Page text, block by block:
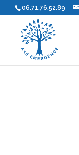
06.71.76.52.89